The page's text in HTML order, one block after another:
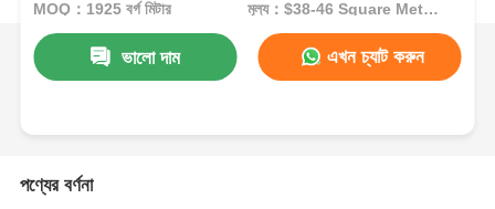
MOQ：1925 বর্গ মিটার মূল্য：$38-46 Square Meters
ভালো দাম এখন চ্যাট করুন
পণ্যের বর্ণনা